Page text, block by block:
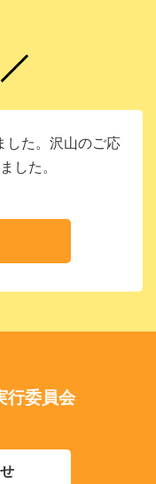
した。沢山のご応
した。
行委員会